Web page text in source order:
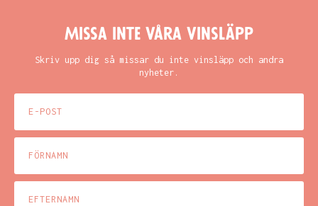
Missa inte våra vinsläpp
Skriv upp dig så missar du inte vinsläpp och andra
nyheter.